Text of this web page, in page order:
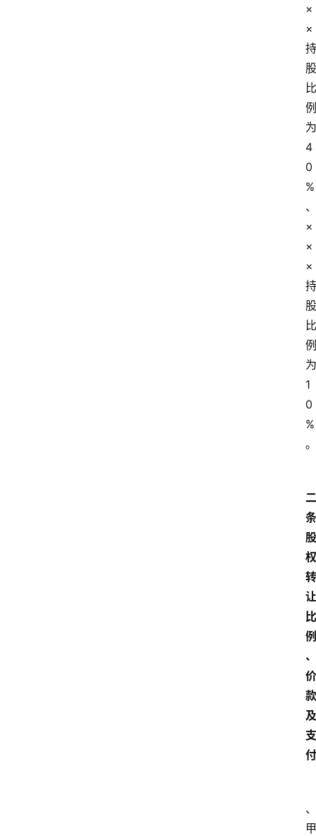
×
×
持
股
比
例
为
4
0
%
、
×
×
×
持
股
比
例
为
1
0
%
。
二
条
股
权
转
让
比
例
、
价
款
及
支
付
、
甲